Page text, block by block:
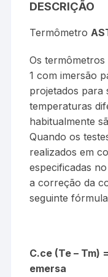
DESCRIÇÃO
Termômetro
Os
1 com imersão
projetados para
temperaturas
habitualmente
Quando os
realizados em
especificadas
a correção da
seguinte
C.ce (Te – Tm)
emersa